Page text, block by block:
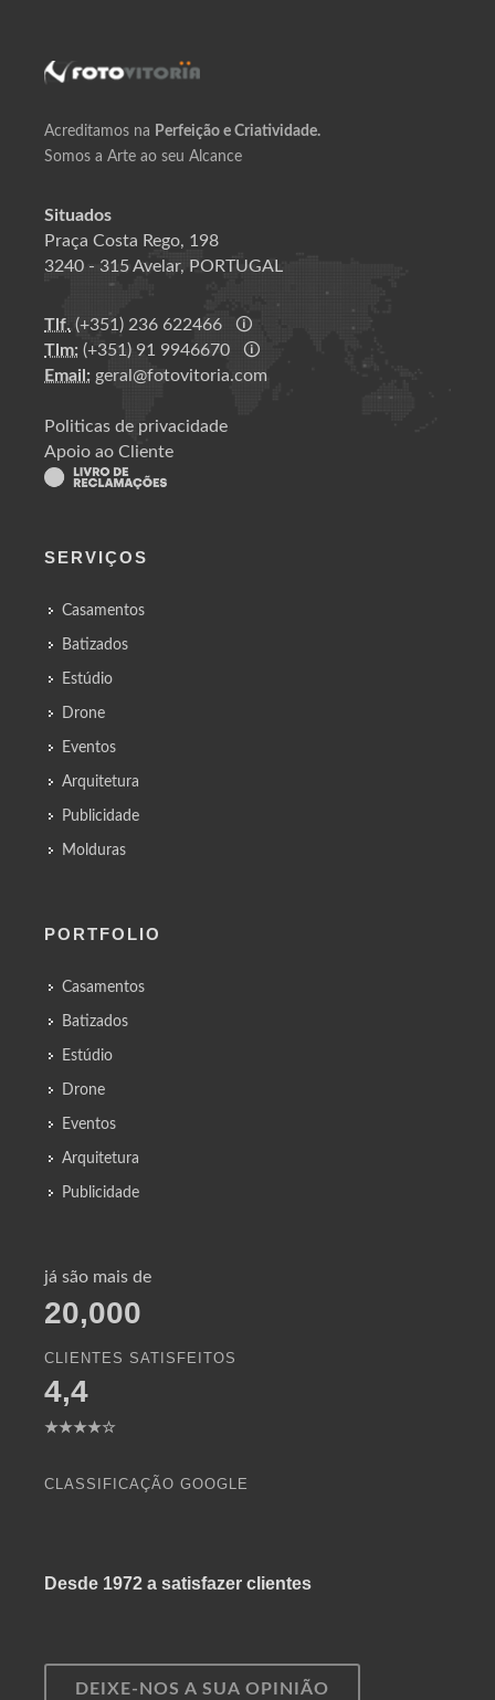
Acreditamos na Perfeição e Criatividade.
Somos a Arte ao seu Alcance
Situados
Praça Costa Rego, 198
3240 - 315 Avelar, PORTUGAL
Tlf. (+351) 236 622466 🛈
Tlm: (+351) 91 9946670 🛈
Email: geral@fotovitoria.com
Politicas de privacidade
Apoio ao Cliente
SERVIÇOS
Casamentos
Batizados
Estúdio
Drone
Eventos
Arquitetura
Publicidade
Molduras
PORTFOLIO
Casamentos
Batizados
Estúdio
Drone
Eventos
Arquitetura
Publicidade
já são mais de
20,000
CLIENTES SATISFEITOS
4,4
★★★★☆
CLASSIFICAÇÃO GOOGLE
Desde 1972 a satisfazer clientes
DEIXE-NOS A SUA OPINIÃO